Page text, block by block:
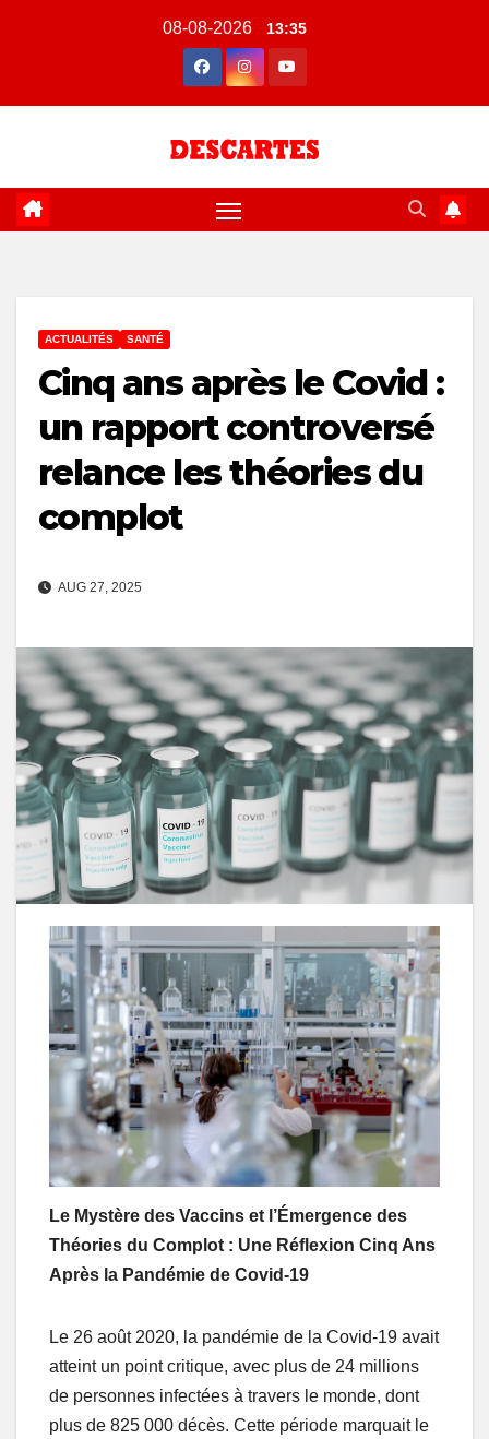
08-08-2026 13:35
ACTUALITÉS SANTÉ
Cinq ans après le Covid :
un rapport controversé
relance les théories du
complot
AUG 27, 2025
Le Mystère des Vaccins et l’Émergence des
Théories du Complot : Une Réflexion Cinq Ans
Après la Pandémie de Covid-19
Le 26 août 2020, la pandémie de la Covid-19 avait
atteint un point critique, avec plus de 24 millions
de personnes infectées à travers le monde, dont
plus de 825 000 décès. Cette période marquait le